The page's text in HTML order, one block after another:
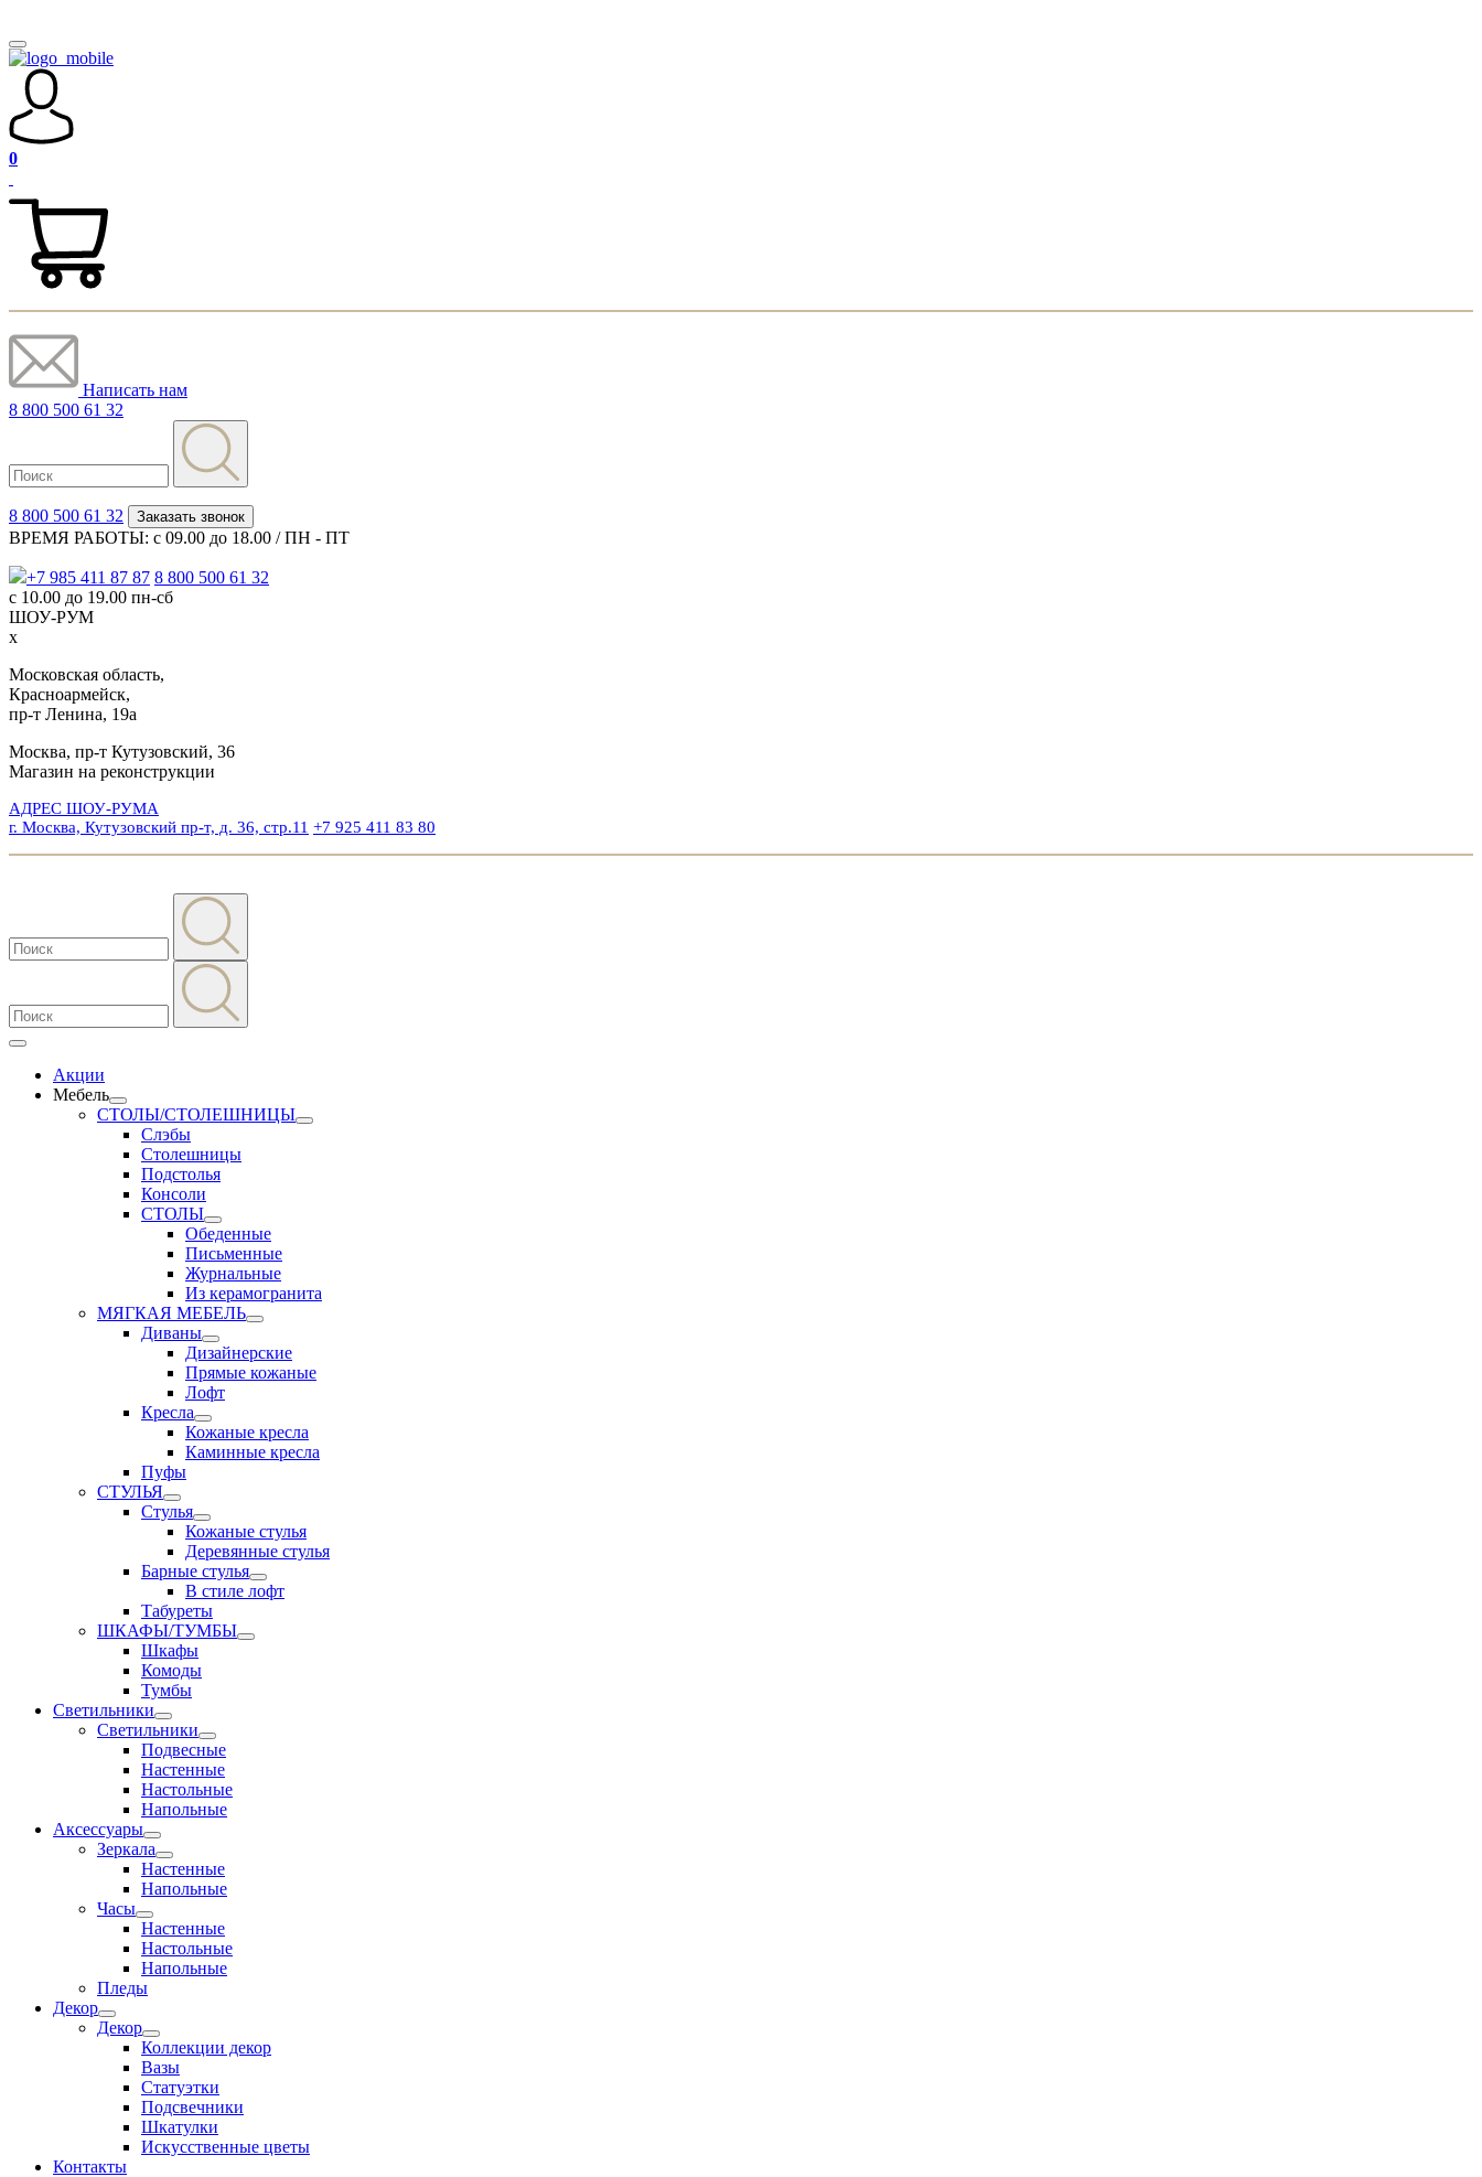
0
Написать нам
8 800 500 61 32
8 800 500 61 32 Заказать звонок
ВРЕМЯ РАБОТЫ: с 09.00 до 18.00 / ПН - ПТ
+7 985 411 87 87 8 800 500 61 32
с 10.00 до 19.00 пн-сб
ШОУ-РУМ
x
Московская область,
Красноармейск,
пр-т Ленина, 19а
Москва, пр-т Кутузовский, 36
Магазин на реконструкции
АДРЕС ШОУ-РУМА
г. Москва, Кутузовский пр-т, д. 36, стр.11 +7 925 411 83 80
Акции
Мебель
СТОЛЫ/СТОЛЕШНИЦЫ
Слэбы
Столешницы
Подстолья
Консоли
СТОЛЫ
Обеденные
Письменные
Журнальные
Из керамогранита
МЯГКАЯ МЕБЕЛЬ
Диваны
Дизайнерские
Прямые кожаные
Лофт
Кресла
Кожаные кресла
Каминные кресла
Пуфы
СТУЛЬЯ
Стулья
Кожаные стулья
Деревянные стулья
Барные стулья
В стиле лофт
Табуреты
ШКАФЫ/ТУМБЫ
Шкафы
Комоды
Тумбы
Светильники
Светильники
Подвесные
Настенные
Настольные
Напольные
Аксессуары
Зеркала
Настенные
Напольные
Часы
Настенные
Настольные
Напольные
Пледы
Декор
Декор
Коллекции декор
Вазы
Статуэтки
Подсвечники
Шкатулки
Искусственные цветы
Контакты